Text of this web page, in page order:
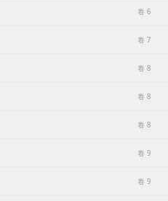
卷 6
卷 7
卷 8
卷 8
卷 8
卷 9
卷 9